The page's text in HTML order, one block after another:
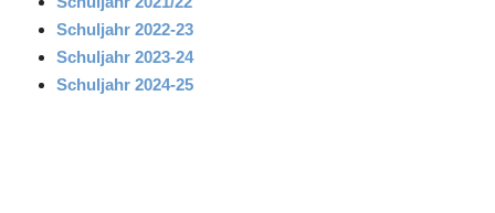
Schuljahr 2022-23
Schuljahr 2023-24
Schuljahr 2024-25